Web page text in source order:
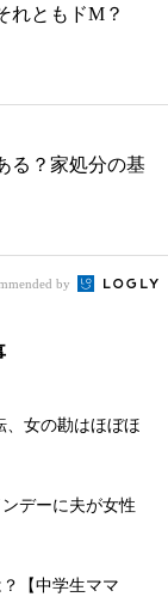
れともドM？
る？家処分の基
by
、女の勘はほぼほ
デーに夫が女性
【中学生ママ